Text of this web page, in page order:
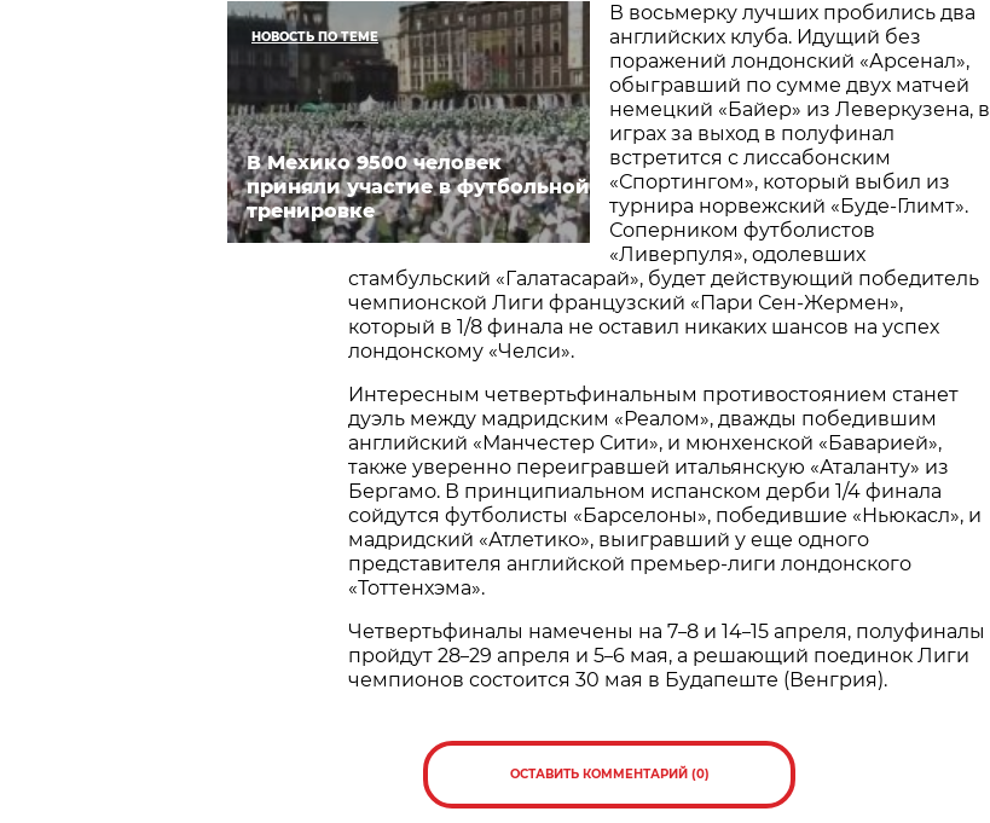
НОВОСТЬ ПО ТЕМЕ
В Мехико 9500 человек
приняли участие в футбольной
тренировке
В восьмерку лучших пробились два
английских клуба. Идущий без
поражений лондонский «Арсенал»,
обыгравший по сумме двух матчей
немецкий «Байер» из Леверкузена, в
играх за выход в полуфинал
встретится с лиссабонским
«Спортингом», который выбил из
турнира норвежский «Буде-Глимт».
Соперником футболистов
«Ливерпуля», одолевших
стамбульский «Галатасарай», будет действующий победитель
чемпионской Лиги французский «Пари Сен-Жермен»,
который в 1/8 финала не оставил никаких шансов на успех
лондонскому «Челси».
Интересным четвертьфинальным противостоянием станет
дуэль между мадридским «Реалом», дважды победившим
английский «Манчестер Сити», и мюнхенской «Баварией»,
также уверенно переигравшей итальянскую «Аталанту» из
Бергамо. В принципиальном испанском дерби 1/4 финала
сойдутся футболисты «Барселоны», победившие «Ньюкасл», и
мадридский «Атлетико», выигравший у еще одного
представителя английской премьер-лиги лондонского
«Тоттенхэма».
Четвертьфиналы намечены на 7–8 и 14–15 апреля, полуфиналы
пройдут 28–29 апреля и 5–6 мая, а решающий поединок Лиги
чемпионов состоится 30 мая в Будапеште (Венгрия).
ОСТАВИТЬ КОММЕНТАРИЙ (0)